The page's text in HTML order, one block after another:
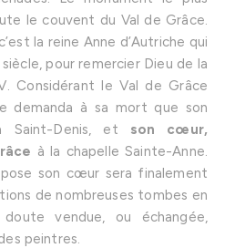
le couvent du Val de Grâce.
la reine Anne d’Autriche qui
siècle, pour remercier Dieu de la
Considérant le Val de Grâce
demanda à sa mort que son
Saint-Denis, et son cœur,
à la chapelle Sainte-Anne.
son cœur sera finalement
de nombreuses tombes en
vendue, ou échangée,
peintres.